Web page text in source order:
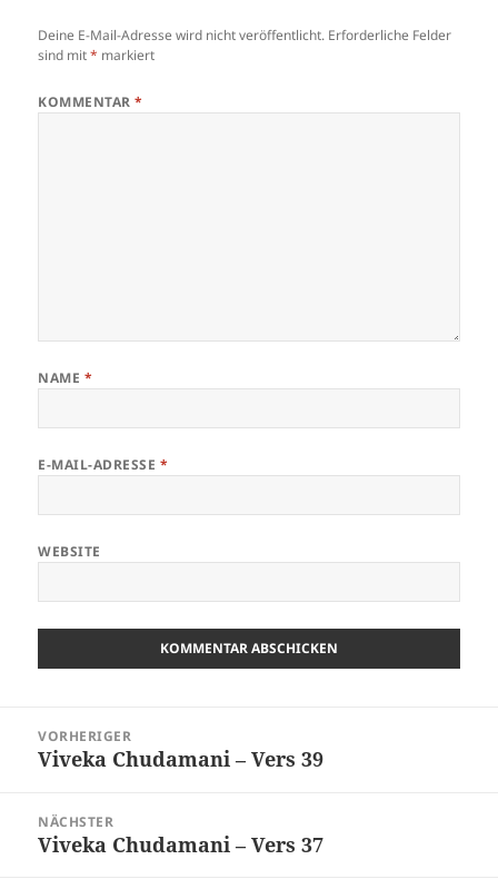
Deine E-Mail-Adresse wird nicht veröffentlicht. Erforderliche Felder
sind mit* markiert
KOMMENTAR*
NAME *
E-MAIL-ADRESSE *
WEBSITE
VORHERIGER
Vorheriger
Viveka Chudamani – Vers 39
NÄCHSTER
Nächster
Viveka Chudamani – Vers 37